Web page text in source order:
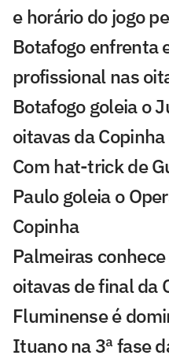
e horário do jogo
Botafogo enfrenta
profissional nas
Botafogo goleia o
oitavas da Copinha
Com hat-trick de
Paulo goleia o
Copinha
Palmeiras
oitavas de final da
Fluminense é
Ituano na 3ª fase